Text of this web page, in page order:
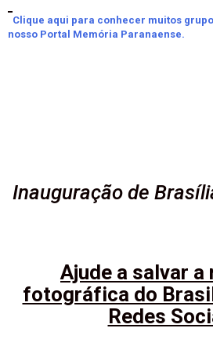
Clique aqui para conhecer muitos
nosso Portal Memória Paranaense.
Inauguração de
Ajude a salvar a
fotográfica do
Redes